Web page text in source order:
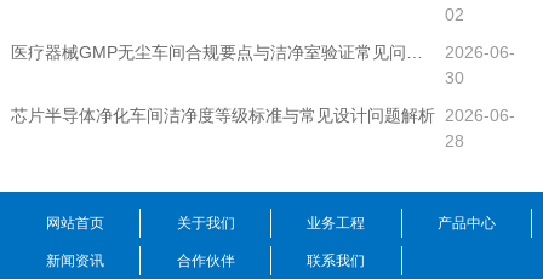
02
2026-06-
30
芯片半导体净化车间洁净度等级标准与常见设计问题解析 2026-06-
28
网站首页 关于我们 业务工程 产品中心
新闻资讯 合作伙伴 联系我们